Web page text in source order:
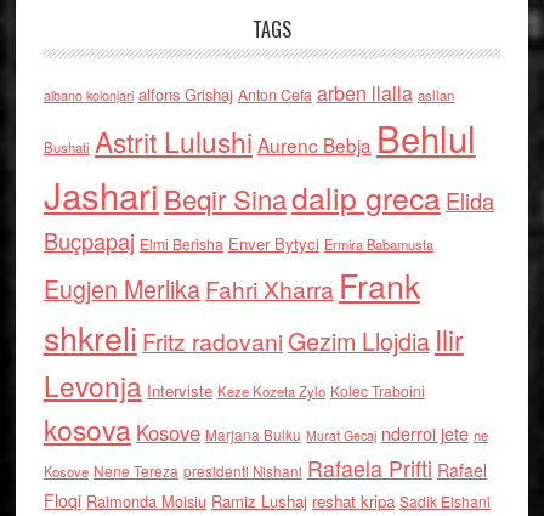
TAGS
albano kolonjari alfons Grishaj Anton Cefa arben llalla asllan
Bushati Astrit Lulushi Aurenc Bebja Behlul
Jashari Beqir Sinadalip grecaElida
Buçpapaj Elmi Berisha Enver Bytyci Ermira Babamusta
Eugjen MerlikaFahri Xharra Frank
shkreli Fritz radovaniGezim Llojdia Ilir
Levonja Interviste Keze Kozeta Zylo Kolec Traboini
kosova Kosove Marjana Bulku Murat Gecaj nderroi jete ne
Kosove Nene Tereza presidenti Nishani Rafaela Prifti Rafael
Floqi Raimonda Moisiu Ramiz Lushaj reshat kripa Sadik Elshani